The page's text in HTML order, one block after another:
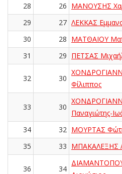
28
26 ΜΑΝΟΥΣΗΣ
29
27 ΛΕΚΚΑΣ
30
28 ΜΑΤΘΑΙΟΥ
31
29 ΠΕΤΣΑΣ
32 30
Φίλιππος
33 30
Παναγιώτης-
34 32 ΜΟΥΡΤΑΣ
35
33 ΜΠΑΚΑΛΕΞΗΣ
36 34